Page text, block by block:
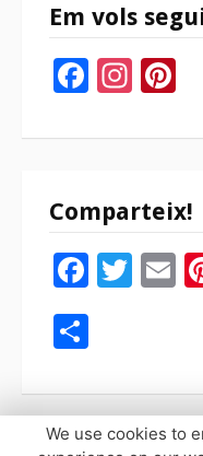
Em vols
Comparteix!
We use cookies to